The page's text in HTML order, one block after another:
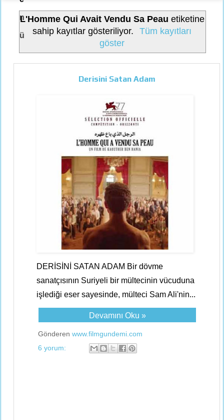
n
ü
L'Homme Qui Avait Vendu Sa Peau etiketine
sahip kayıtlar gösteriliyor.
Tüm kayıtları
göster
Derisini Satan Adam
DERİSİNİ SATAN ADAM Bir dövme
sanatçısının Suriyeli bir mültecinin vücuduna
işlediği eser sayesinde, mülteci Sam Ali'nin...
Devamını Oku »
Gönderen www.filmgundemi.com
6 yorum: